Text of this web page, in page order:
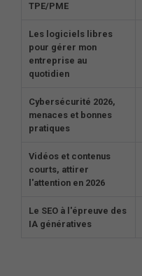
TPE/PME
Les logiciels libres
pour gérer mon
entreprise au
quotidien
Cybersécurité 2026,
menaces et bonnes
pratiques
Vidéos et contenus
courts, attirer
l'attention en 2026
Le SEO à l'épreuve des
IA génératives